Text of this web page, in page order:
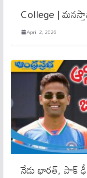
College |
April 2, 2026
నేడు భార‌త్‌, పాక్ ఢీ